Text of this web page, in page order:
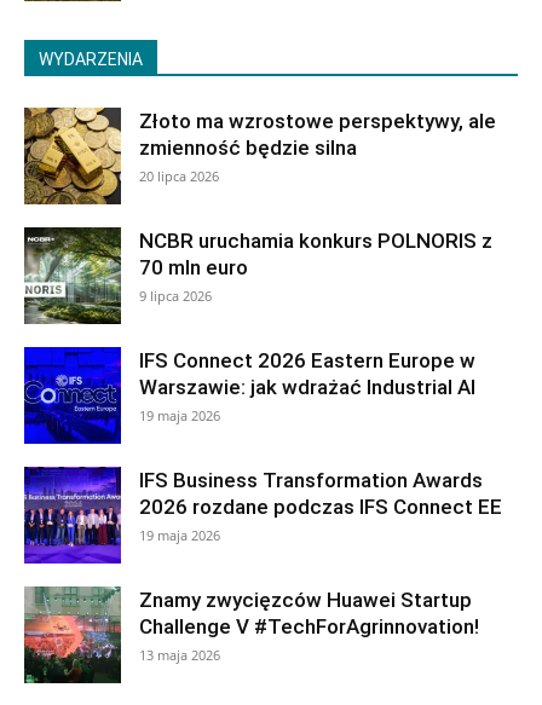
WYDARZENIA
Złoto ma wzrostowe perspektywy, ale
zmienność będzie silna
20 lipca 2026
NCBR uruchamia konkurs POLNORIS z
70 mln euro
9 lipca 2026
IFS Connect 2026 Eastern Europe w
Warszawie: jak wdrażać Industrial AI
19 maja 2026
IFS Business Transformation Awards
2026 rozdane podczas IFS Connect EE
19 maja 2026
Znamy zwycięzców Huawei Startup
Challenge V #TechForAgrinnovation!
13 maja 2026